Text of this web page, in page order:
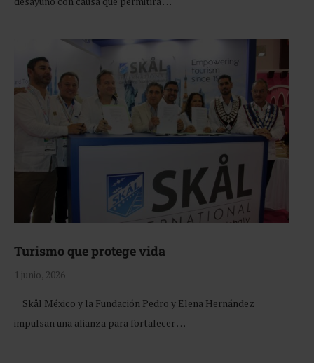
Turismo que protege vida
1 junio, 2026
Skål México y la Fundación Pedro y Elena Hernández
impulsan una alianza para fortalecer …